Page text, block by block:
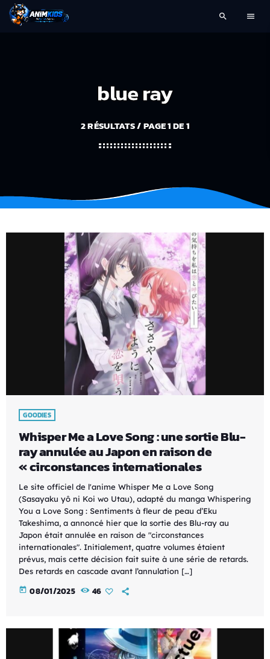
search menu
blue ray
2 RÉSULTATS / PAGE 1 DE 1
GOODIES
Whisper Me a Love Song : une sortie Blu-
ray annulée au Japon en raison de
« circonstances internationales
Le site officiel de l'anime Whisper Me a Love Song
(Sasayaku yô ni Koi wo Utau), adapté du manga Whispering
You a Love Song : Sentiments à fleur de peau d’Eku
Takeshima, a annoncé hier que la sortie des Blu-ray au
Japon était annulée en raison de "circonstances
internationales". Initialement, quatre volumes étaient
prévus, mais cette décision fait suite à une série de retards.
Des retards en cascade avant l’annulation […]
today 08/01/2025 46